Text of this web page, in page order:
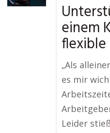
einem
„Als
es mir
Leider